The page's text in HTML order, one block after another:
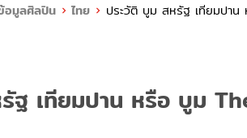
อมูลศิลปิน ไทย ประวัติ บูม สหรัฐ เทียมปา
ฐ เทียมปาน หรือ บูม